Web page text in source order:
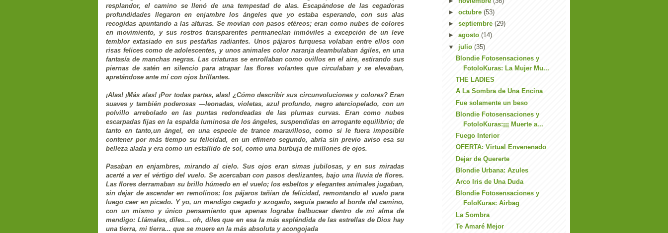
resplandor, el camino se llenó de una tempestad de alas. Escapándose de las cegadoras
profundidades llegaron en enjambre los ángeles que yo estaba esperando, con sus alas
recogidas apuntando a las alturas. Se movían con pasos etéreos; eran como nubes de colores
en movimiento, y sus rostros transparentes permanecían inmóviles a excepción de un leve
temblor extasiado en sus pestañas radiantes. Unos pájaros turquesa volaban entre ellos con
risas felices como de adolescentes, y unos animales color naranja deambulaban ágiles, en una
fantasía de manchas negras. Las criaturas se enrollaban como ovillos en el aire, estirando sus
piernas de satén en silencio para atrapar las flores volantes que circulaban y se elevaban,
apretándose ante mí con ojos brillantes.
¡Alas! ¡Más alas! ¡Por todas partes, alas! ¿Cómo describir sus circunvoluciones y colores? Eran
suaves y también poderosas —leonadas, violetas, azul profundo, negro aterciopelado, con un
polvillo arrebolado en las puntas redondeadas de las plumas curvas. Eran como nubes
escarpadas fijas en la espalda luminosa de los ángeles, suspendidas en arrogante equilibrio; de
tanto en tanto,un ángel, en una especie de trance maravilloso, como si le fuera imposible
contener por más tiempo su felicidad, en un efímero segundo, abría sin previo aviso esa su
belleza alada y era como un estallido de sol, como una burbuja de millones de ojos.
Pasaban en enjambres, mirando al cielo. Sus ojos eran simas jubilosas, y en sus miradas
acerté a ver el vértigo del vuelo. Se acercaban con pasos deslizantes, bajo una lluvia de flores.
Las flores derramaban su brillo húmedo en el vuelo; los esbeltos y elegantes animales jugaban,
sin dejar de ascender en remolinos; los pájaros tañían de felicidad, remontando el vuelo para
luego caer en picado. Y yo, un mendigo cegado y azogado, seguía parado al borde del camino,
con un mismo y único pensamiento que apenas lograba balbucear dentro de mi alma de
mendigo: Llámales, diles... oh, diles que en esa la más espléndida de las estrellas de Dios hay
una tierra, mi tierra... que se muere en la más absoluta y acongojada
► octubre (53)
► septiembre (29)
► agosto (14)
▼ julio (35)
Blondie Fotosensaciones y
FotoloKuras: La Mujer Mu...
THE LADIES
A La Sombra de Una Encina
Fue solamente un beso
Blondie Fotosensaciones y
FotoloKuras:¡¡¡ Muerte a...
Fuego Interior
OFERTA: Virtual Envenenado
Dejar de Quererte
Blondie Urbana: Azules
Arco Iris de Una Duda
Blondie Fotosensaciones y
FoloKuras: Airbag
La Sombra
Te Amaré Mejor